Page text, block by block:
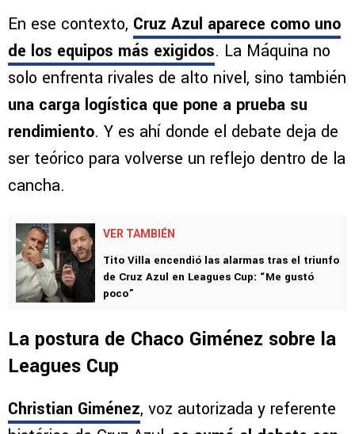
En ese contexto, Cruz Azul aparece como uno
de los equipos más exigidos. La Máquina no
solo enfrenta rivales de alto nivel, sino también
una carga logística que pone a prueba su
rendimiento. Y es ahí donde el debate deja de
ser teórico para volverse un reflejo dentro de la
cancha.
VER TAMBIÉN
Tito Villa encendió las alarmas tras el triunfo
de Cruz Azul en Leagues Cup: “Me gustó
poco”
La postura de Chaco Giménez sobre la
Leagues Cup
Christian Giménez, voz autorizada y referente